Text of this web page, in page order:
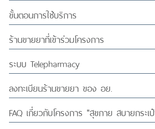
ขั้นตอนการใช้บริการ
ร้านขายยาที่เข้าร่วมโครงการ
ระบบ Telepharmacy
ลงทะเบียนร้านขายยา ของ อย.
FAQ เกี่ยวกับโครงการ "สุขกาย สบายกระเ